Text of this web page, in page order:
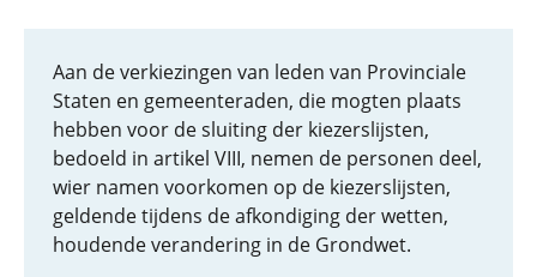
Aan de verkiezingen van leden van Provinciale
Staten en gemeenteraden, die mogten plaats
hebben voor de sluiting der kiezerslijsten,
bedoeld in artikel VIII, nemen de personen deel,
wier namen voorkomen op de kiezerslijsten,
geldende tijdens de afkondiging der wetten,
houdende verandering in de Grondwet.